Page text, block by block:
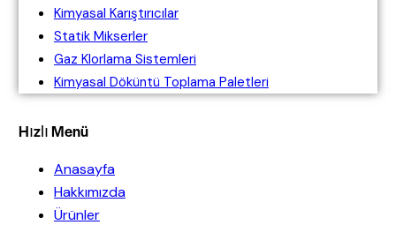
Kimyasal Karıştırıcılar
Statik Mikserler
Gaz Klorlama Sistemleri
Kimyasal Döküntü Toplama Paletleri
Hızlı Menü
Anasayfa
Hakkımızda
Ürünler